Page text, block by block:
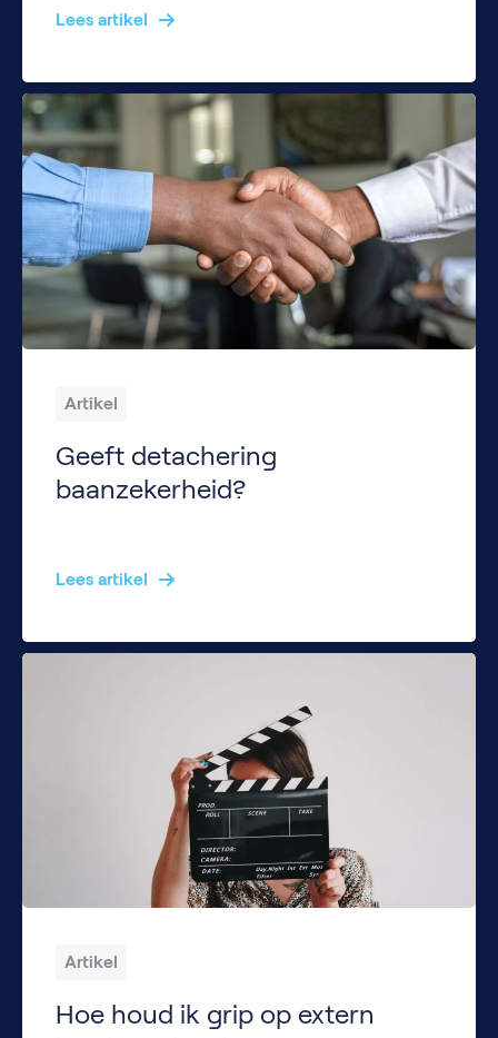
Lees artikel
Artikel
Geeft detachering
baanzekerheid?
Lees artikel
Artikel
Hoe houd ik grip op extern